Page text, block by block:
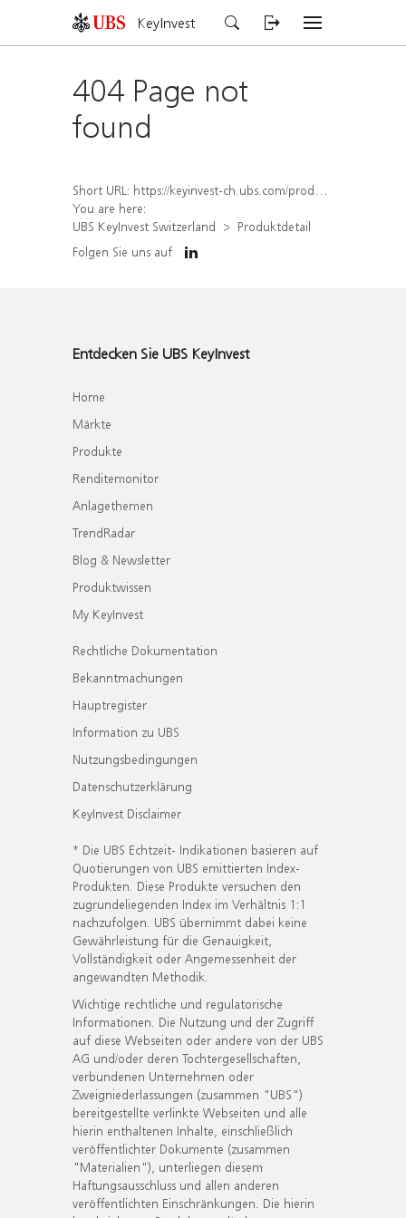
KeyInvest
404 Page not
found
Short URL: https://keyinvest-ch.ubs.com/produkt/detail/index/isin/CH1581944647
You are here:
UBS KeyInvest Switzerland
Produktdetail
Folgen Sie uns auf
Entdecken Sie UBS KeyInvest
Home
Märkte
Produkte
Renditemonitor
Anlagethemen
TrendRadar
Blog & Newsletter
Produktwissen
My KeyInvest
Rechtliche Dokumentation
Bekanntmachungen
Hauptregister
Information zu UBS
Nutzungsbedingungen
Datenschutzerklärung
KeyInvest Disclaimer
* Die UBS Echtzeit- Indikationen basieren auf
Quotierungen von UBS emittierten Index-
Produkten. Diese Produkte versuchen den
zugrundeliegenden Index im Verhältnis 1:1
nachzufolgen. UBS übernimmt dabei keine
Gewährleistung für die Genauigkeit,
Vollständigkeit oder Angemessenheit der
angewandten Methodik.
Wichtige rechtliche und regulatorische
Informationen. Die Nutzung und der Zugriff
auf diese Webseiten oder andere von der UBS
AG und/oder deren Tochtergesellschaften,
verbundenen Unternehmen oder
Zweigniederlassungen (zusammen "UBS")
bereitgestellte verlinkte Webseiten und alle
hierin enthaltenen Inhalte, einschließlich
veröffentlichter Dokumente (zusammen
"Materialien"), unterliegen diesem
Haftungsausschluss und allen anderen
veröffentlichten Einschränkungen. Die hierin